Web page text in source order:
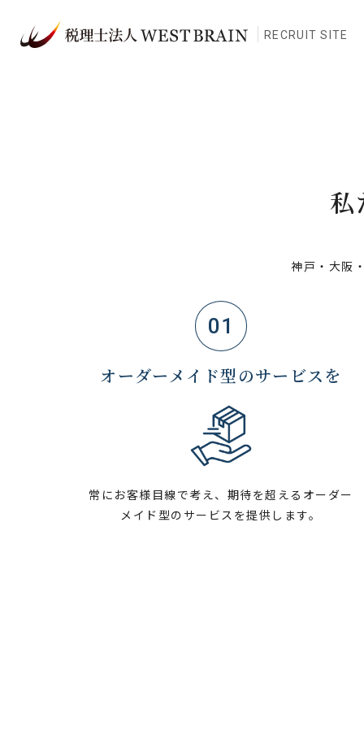
RECRUIT SITE
私
神戸・大阪
01
オーダーメイド型のサービスを
常にお客様目線で考え、期待を超えるオーダー
メイド型のサービスを提供します。